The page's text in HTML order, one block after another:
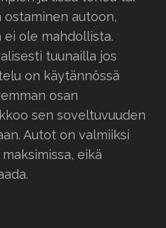
autoon,
ei ole mahdollista.
tuunailla jos
on käytännössä
osan
sen soveltuvuuden
Autot on valmiiksi
eikä